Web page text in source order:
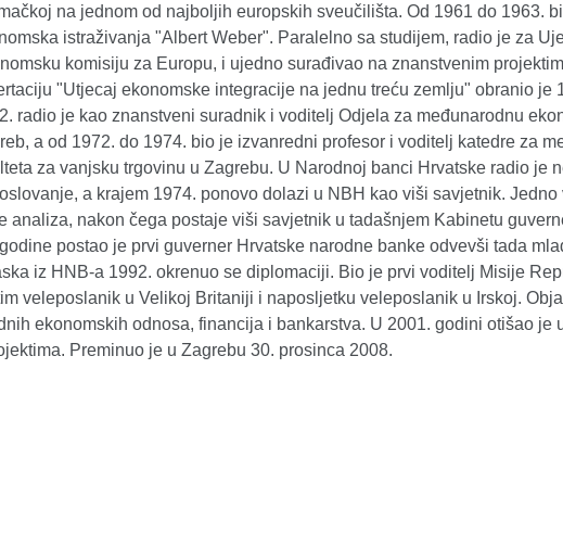
na jednom od najboljih europskih sveučilišta. Od 1961 do 1963.
istraživanja "Albert Weber". Paralelno sa studijem, radio je za
komisiju za Europu, i ujedno surađivao na znanstvenim
"Utjecaj ekonomske integracije na jednu treću zemlju" obranio je
radio je kao znanstveni suradnik i voditelj Odjela za međunarodnu
a od 1972. do 1974. bio je izvanredni profesor i voditelj katedre za
za vanjsku trgovinu u Zagrebu. U Narodnoj banci Hrvatske radio je
a krajem 1974. ponovo dolazi u NBH kao viši savjetnik.
analiza, nakon čega postaje viši savjetnik u tadašnjem Kabinetu
postao je prvi guverner Hrvatske narodne banke odvevši tada
iz HNB-a 1992. okrenuo se diplomaciji. Bio je prvi voditelj Misije
veleposlanik u Velikoj Britaniji i naposljetku veleposlanik u Irskoj.
ekonomskih odnosa, financija i bankarstva. U 2001. godini otišao je
Preminuo je u Zagrebu 30. prosinca 2008.